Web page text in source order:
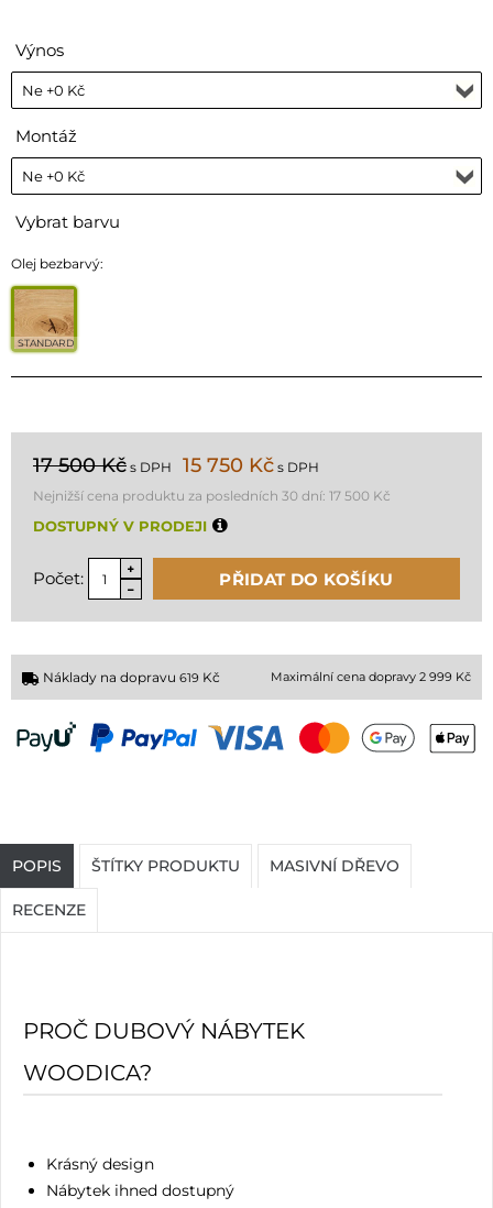
Výnos
Montáž
Vybrat barvu
Olej bezbarvý:
STANDARD
17 500 Kč s DPH 15 750 Kč s DPH
Nejnižší cena produktu za posledních 30 dní: 17 500 Kč
DOSTUPNÝ V PRODEJI
Počet: PŘIDAT DO KOŠÍKU
Náklady na dopravu 619 Kč Maximální cena dopravy 2 999 Kč
POPIS ŠTÍTKY PRODUKTU MASIVNÍ DŘEVO
RECENZE
PROČ DUBOVÝ NÁBYTEK
WOODICA?
Krásný design
Nábytek ihned dostupný